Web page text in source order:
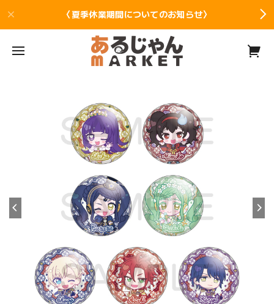
〈夏季休業期間についてのお知らせ〉